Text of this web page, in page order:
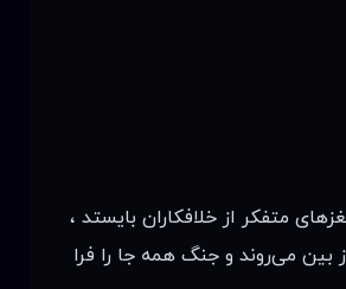
متفکر از خلافکاران بایستد ،
بین می‌روند و جنگ همه جا را فرا